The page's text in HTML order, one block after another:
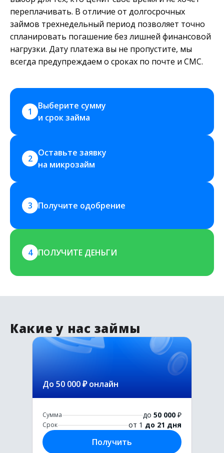
переплачивать. В отличие от долгосрочных
займов трехнедельный период позволяет точно
спланировать погашение без лишней финансовой
нагрузки. Дату платежа вы не пропустите, мы
всегда предупреждаем о сроках по почте и СМС.
1
Выберите сумму
и срок займа
2
Оставьте заявку
на микрозайм
3 Получите одобрение
4 ПОЛУЧИТЕ ДЕНЬГИ
Какие у нас займы
До 50 000 ₽ онлайн
Сумма до 50 000 ₽
Срок от 1 до 21 дня
Получить